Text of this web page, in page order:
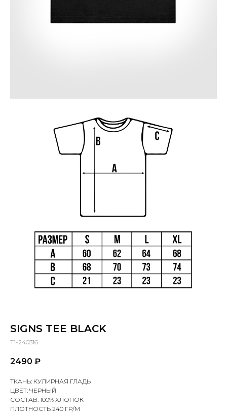
SIGNS TEE BLACK
T1-240316
2490 ₽
ТКАНЬ: КУЛИРНАЯ ГЛАДЬ
ЦВЕТ: ЧЕРНЫЙ
СОСТАВ: 100% ХЛОПОК
ПЛОТНОСТЬ 240 ГР/М